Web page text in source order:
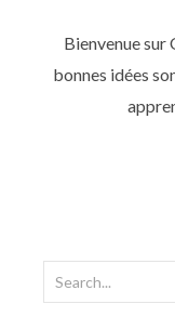
Bienvenue sur
bonnes idées